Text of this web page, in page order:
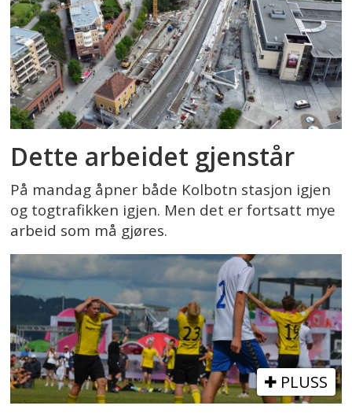
Dette arbeidet gjenstår
På mandag åpner både Kolbotn stasjon igjen
og togtrafikken igjen. Men det er fortsatt mye
arbeid som må gjøres.
PLUSS